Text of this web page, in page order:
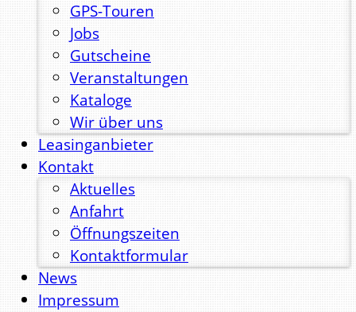
GPS-Touren
Jobs
Gutscheine
Veranstaltungen
Kataloge
Wir über uns
Leasinganbieter
Kontakt
Aktuelles
Anfahrt
Öffnungszeiten
Kontaktformular
News
Impressum